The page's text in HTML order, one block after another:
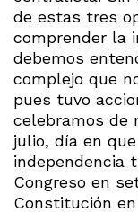
de estas tres
comprender la
debemos
complejo que
pues tuvo
celebramos de
julio, día en
independencia
Congreso en
Constitución